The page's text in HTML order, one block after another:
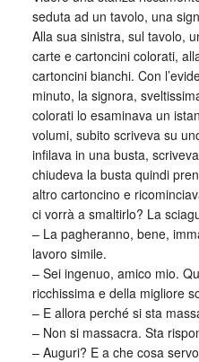
seduta ad un tavolo, una
Alla sua sinistra, sul tavolo,
carte e cartoncini colorati,
cartoncini bianchi. Con
minuto, la signora,
colorati lo esaminava un
volumi, subito scriveva su
infilava in una busta,
chiudeva la busta quindi
altro cartoncino e
ci vorrà a smaltirlo? La
– La pagheranno, bene,
lavoro simile.
– Sei ingenuo, amico mio.
ricchissima e della migliore
– E allora perché si sta
– Non si massacra. Sta
– Auguri? E a che cosa